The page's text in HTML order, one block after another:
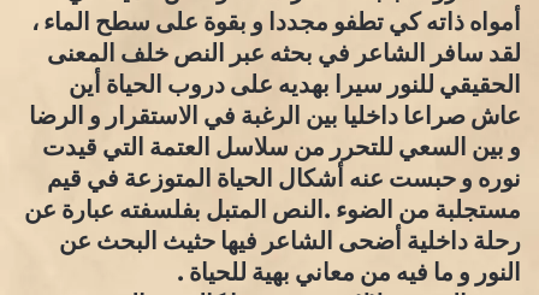
أمواه ذاته كي تطفو مجددا و بقوة على سطح الماء ،
لقد سافر الشاعر في بحثه عبر النص خلف المعنى
الحقيقي للنور سيرا بهديه على دروب الحياة أين
عاش صراعا داخليا بين الرغبة في الاستقرار و الرضا
و بين السعي للتحرر من سلاسل العتمة التي قيدت
نوره و حبست عنه أشكال الحياة المتوزعة في قيم
مستجلبة من الضوء .النص المتبل بفلسفته عبارة عن
رحلة داخلية أضحى الشاعر فيها حثيث البحث عن
النور و ما فيه من معاني بهية للحياة .